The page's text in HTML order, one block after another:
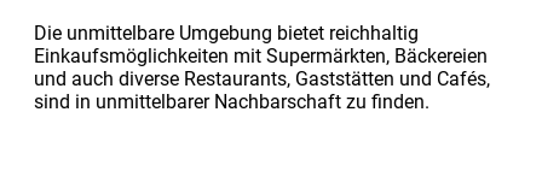
Die unmittelbare Umgebung bietet reichhaltig
Einkaufsmöglichkeiten mit Supermärkten, Bäckereien
und auch diverse Restaurants, Gaststätten und Cafés,
sind in unmittelbarer Nachbarschaft zu finden.